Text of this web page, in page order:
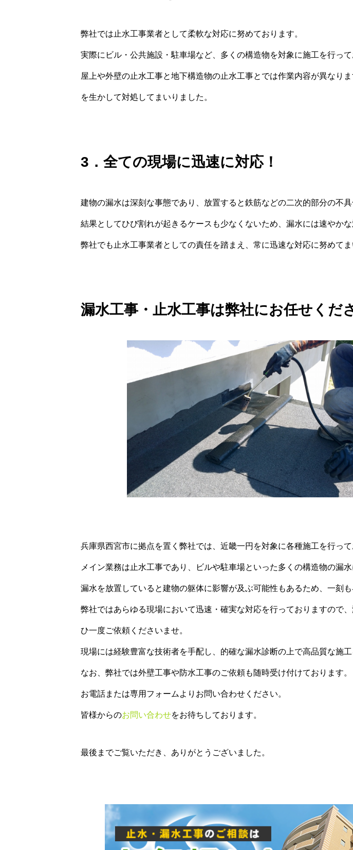
弊社では止水工事業者として柔軟な対応に努めております。
実際にビル・公共施設・駐車場など、多くの構造物を対象に施工を行って
屋上や外壁の止水工事と地下構造物の止水工事とでは作業内容が異なり
を生かして対処してまいりました。
3．全ての現場に迅速に対応！
建物の漏水は深刻な事態であり、放置すると鉄筋などの二次的部分の不具
結果としてひび割れが起きるケースも少なくないため、漏水には速やかな
弊社でも止水工事業者としての責任を踏まえ、常に迅速な対応に努めてま
漏水工事・止水工事は弊社にお任せくだ
兵庫県西宮市に拠点を置く弊社では、近畿一円を対象に各種施工を行って
メイン業務は止水工事であり、ビルや駐車場といった多くの構造物の漏水
漏水を放置していると建物の躯体に影響が及ぶ可能性もあるため、一刻も
弊社ではあらゆる現場において迅速・確実な対応を行っておりますので
ひ一度ご依頼くださいませ。
現場には経験豊富な技術者を手配し、的確な漏水診断の上で高品質な施工
なお、弊社では外壁工事や防水工事のご依頼も随時受け付けております。
お電話または専用フォームよりお問い合わせください。
皆様からのお問い合わせをお待ちしております。
最後までご覧いただき、ありがとうございました。